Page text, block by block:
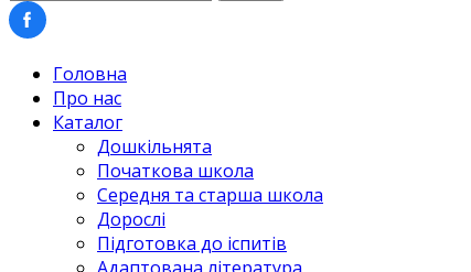
Головна
Про нас
Каталог
Дошкільнята
Початкова школа
Середня та старша школа
Дорослі
Підготовка до іспитів